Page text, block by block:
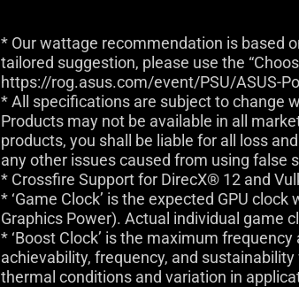
* Our wattage recommendation is based
tailored suggestion, please use the
https://rog.asus.com/event/PSU/ASUS-
* All specifications are subject to change
Products may not be available in all
products, you shall be liable for all loss
any other issues caused from using false
* Crossfire Support for DirecX® 12 and
* ‘Game Clock’ is the expected GPU
Graphics Power). Actual individual game
* ‘Boost Clock’ is the maximum
achievability, frequency, and
thermal conditions and variation in